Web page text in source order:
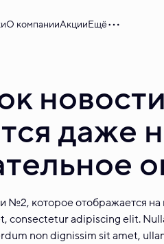
О компанииАкцииЕщё
даже
№2, которое отображается
consectetur adipiscing elit.
non dignissim sit amet,